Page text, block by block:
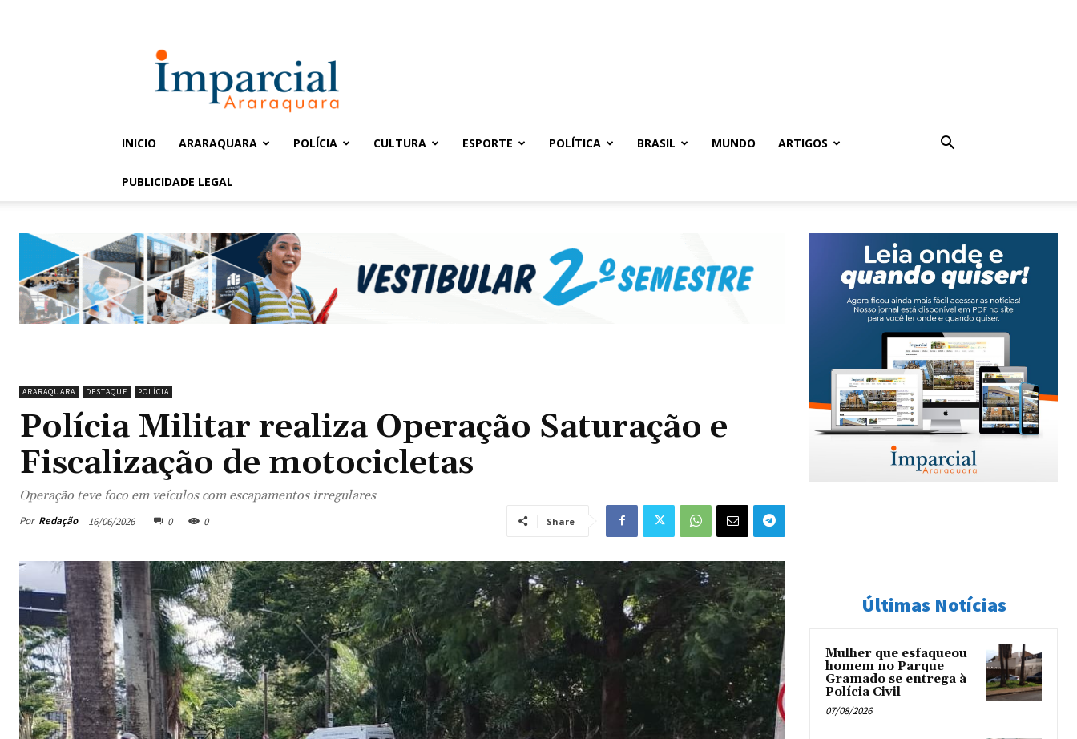
Imparcial
INICIO ARARAQUARA POLÍCIA CULTURA ESPORTE POLÍTICA BRASIL MUNDO ARTIGOS
PUBLICIDADE LEGAL
ARARAQUARA DESTAQUE POLÍCIA
Polícia Militar realiza Operação Saturação e
Fiscalização de motocicletas
Operação teve foco em veículos com escapamentos irregulares
Por Redação 16/06/2026 0 0 Share
Últimas Notícias
Mulher que esfaqueou
homem no Parque
Gramado se entrega à
Polícia Civil
07/08/2026